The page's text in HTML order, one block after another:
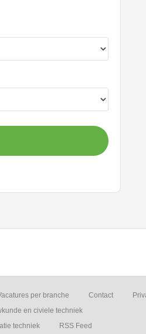
per branche Contact
en civiele techniek
techniek RSS Feed